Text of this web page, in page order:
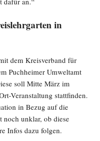
in
dem Kreisverband für
Puchheimer Umweltamt
soll Mitte März im
Veranstaltung stattfinden.
in Bezug auf die
noch unklar, ob diese
Infos dazu folgen.